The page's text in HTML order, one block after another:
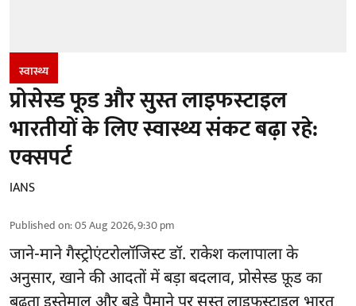
स्वास्थ्य
प्रोसेस्ड फूड और सुस्त लाइफस्टाइल
भारतीयों के लिए स्वास्थ्य संकट बढ़ा रहे:
एक्सपर्ट
IANS
Published on:05 Aug 2026, 9:30 pm
जाने-माने गैस्ट्रोएंटरोलॉजिस्ट डॉ. राकेश कलापाला के
अनुसार, खाने की आदतोंमें बड़ा बदलाव, प्रोसेस्ड फ़ूड का